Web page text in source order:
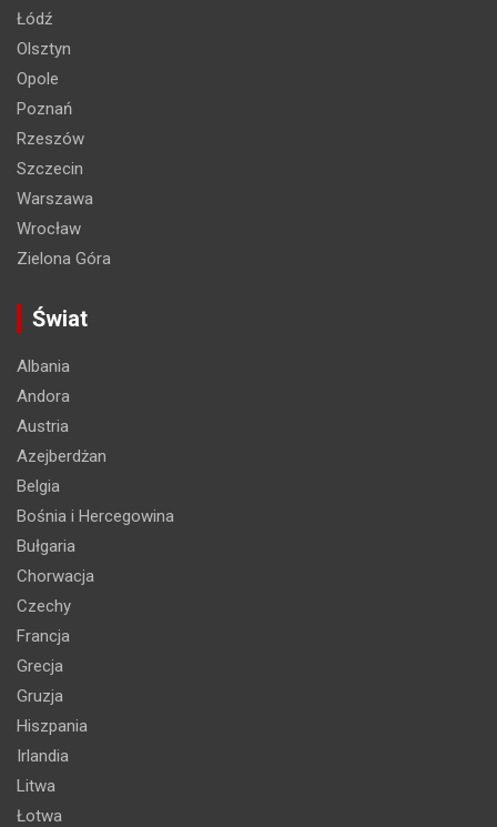
Łódź
Olsztyn
Opole
Poznań
Rzeszów
Szczecin
Warszawa
Wrocław
Zielona Góra
Świat
Albania
Andora
Austria
Azejberdżan
Belgia
Bośnia i Hercegowina
Bułgaria
Chorwacja
Czechy
Francja
Grecja
Gruzja
Hiszpania
Irlandia
Litwa
Łotwa